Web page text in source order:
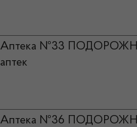
Аптека №33
аптек
Аптека №36